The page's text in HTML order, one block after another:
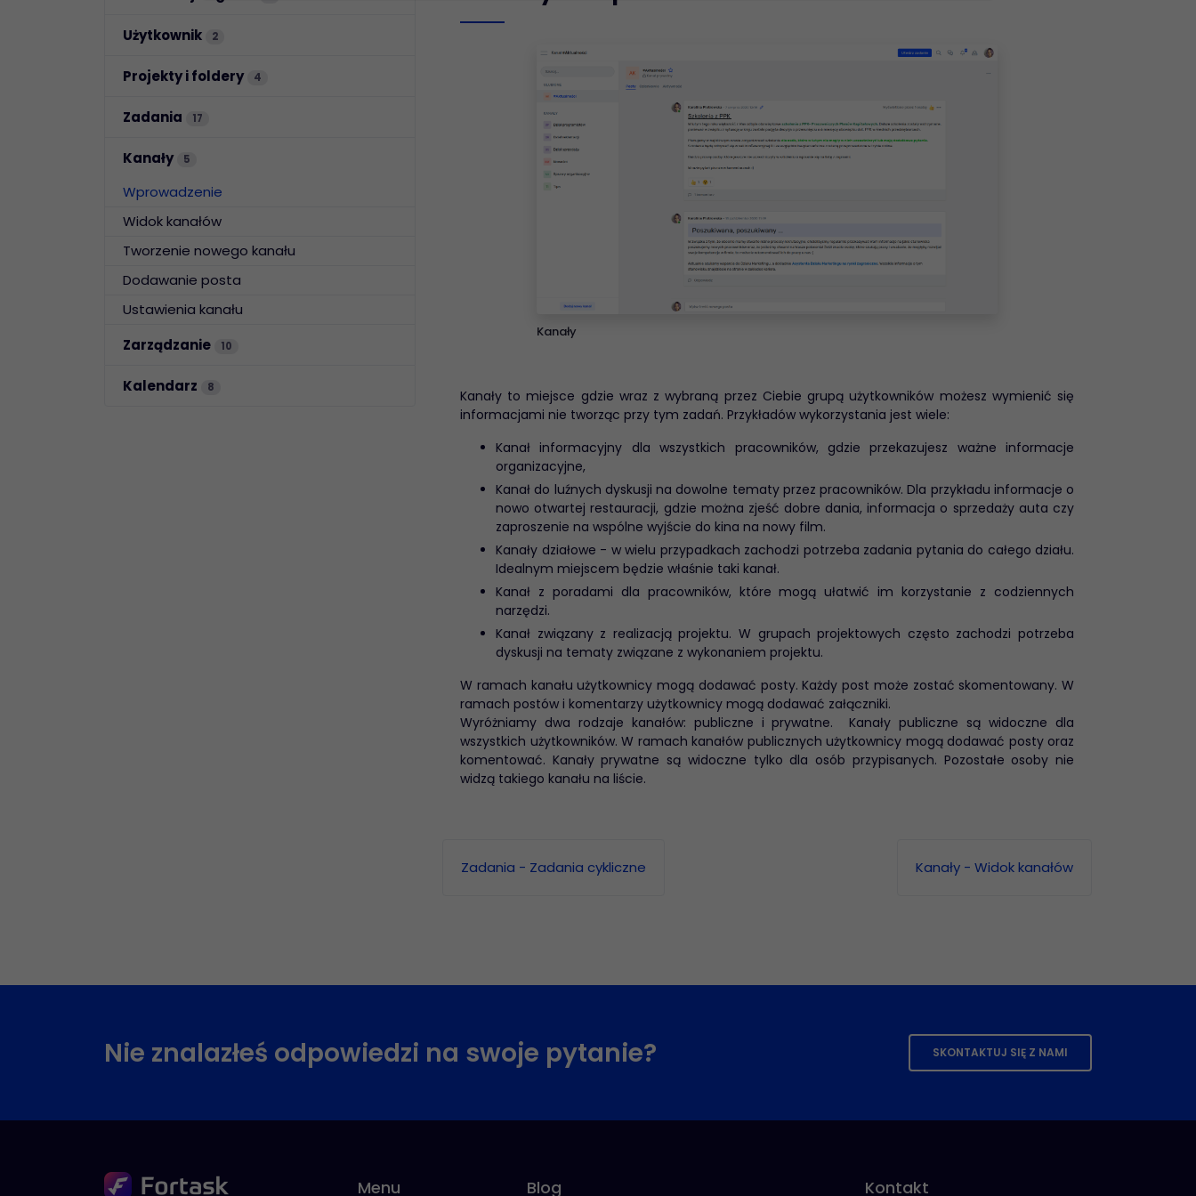
Elastyczność
aplikacja rosła razem
stosując nowoczesne
komputerem lub
programem? Zgłoś
problem do działu IT
Prowadzenie wielu
spraw w jednej
Użytkownik 2
Projekty i foldery 4
Zadania 17
Kanały 5
Wprowadzenie
Widok kanałów
Tworzenie nowego kanału
Dodawanie posta
Ustawienia kanału
Zarządzanie
10
Kalendarz 8
Kanały
Kanały to miejsce gdzie wraz z wybraną przez Ciebie grupą użytkowników możesz wymienić się
informacjami nie tworząc przy tym zadań. Przykładów wykorzystania jest wiele:
Kanał informacyjny dla wszystkich pracowników, gdzie przekazujesz ważne informacje
organizacyjne,
Kanał do luźnych dyskusji na dowolne tematy przez pracowników. Dla przykładu informacje o
nowo otwartej restauracji, gdzie można zjeść dobre dania, informacja o sprzedaży auta czy
zaproszenie na wspólne wyjście do kina na nowy film.
Kanały działowe - w wielu przypadkach zachodzi potrzeba zadania pytania do całego działu.
Idealnym miejscem będzie właśnie taki kanał.
Kanał z poradami dla pracowników, które mogą ułatwić im korzystanie z codziennych
narzędzi.
Kanał związany z realizacją projektu. W grupach projektowych często zachodzi potrzeba
dyskusji na tematy związane z wykonaniem projektu.
W ramach kanału użytkownicy mogą dodawać posty. Każdy post może zostać skomentowany. W
ramach postów i komentarzy użytkownicy mogą dodawać załączniki.
Wyróżniamy dwa rodzaje kanałów: publiczne i prywatne. Kanały publiczne są widoczne dla
wszystkich użytkowników. W ramach kanałów publicznych użytkownicy mogą dodawać posty oraz
komentować. Kanały prywatne są widoczne tylko dla osób przypisanych. Pozostałe osoby nie
widzą takiego kanału na liście.
Zadania - Zadania cykliczne Kanały - Widok kanałów
Nie znalazłeś odpowiedzi na swoje pytanie? SKONTAKTUJ SIĘ Z NAMI
Menu Blog Kontakt